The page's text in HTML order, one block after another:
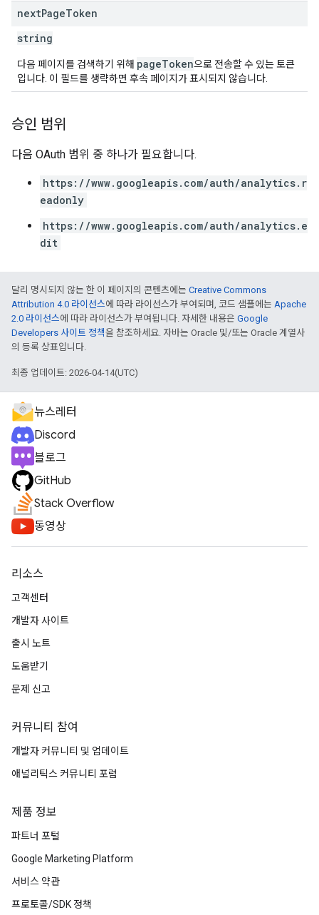
nextPageToken
string
다음 페이지를 검색하기 위해 pageToken으로 전송할 수 있는 토큰
입니다. 이 필드를 생략하면 후속 페이지가 표시되지 않습니다.
승인 범위
다음 OAuth 범위 중 하나가 필요합니다.
https://www.googleapis.com/auth/analytics.r
eadonly
https://www.googleapis.com/auth/analytics.e
dit
달리 명시되지 않는 한 이 페이지의 콘텐츠에는 Creative Commons
Attribution 4.0 라이선스에 따라 라이선스가 부여되며, 코드 샘플에는 Apache
2.0 라이선스에 따라 라이선스가 부여됩니다. 자세한 내용은 Google
Developers 사이트 정책을 참조하세요. 자바는 Oracle 및/또는 Oracle 계열사
의 등록 상표입니다.
최종 업데이트: 2026-04-14(UTC)
뉴스레터
Discord
블로그
GitHub
Stack Overflow
동영상
리소스
고객센터
개발자 사이트
출시 노트
도움받기
문제 신고
커뮤니티 참여
개발자 커뮤니티 및 업데이트
애널리틱스 커뮤니티 포럼
제품 정보
파트너 포털
Google Marketing Platform
서비스 약관
프로토콜/SDK 정책